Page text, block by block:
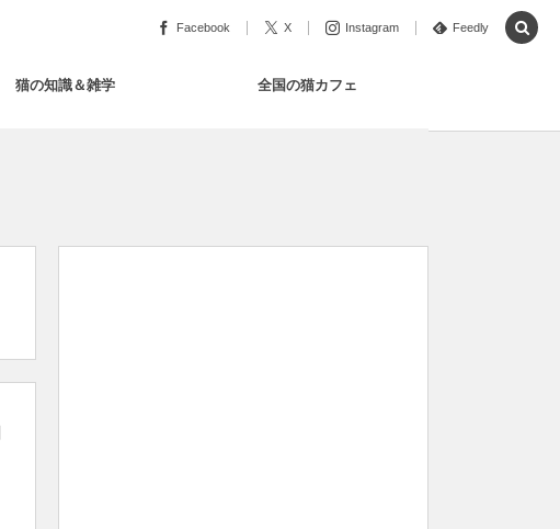
Facebook X Instagram Feedly
猫の知識＆雑学 全国の猫カフェ